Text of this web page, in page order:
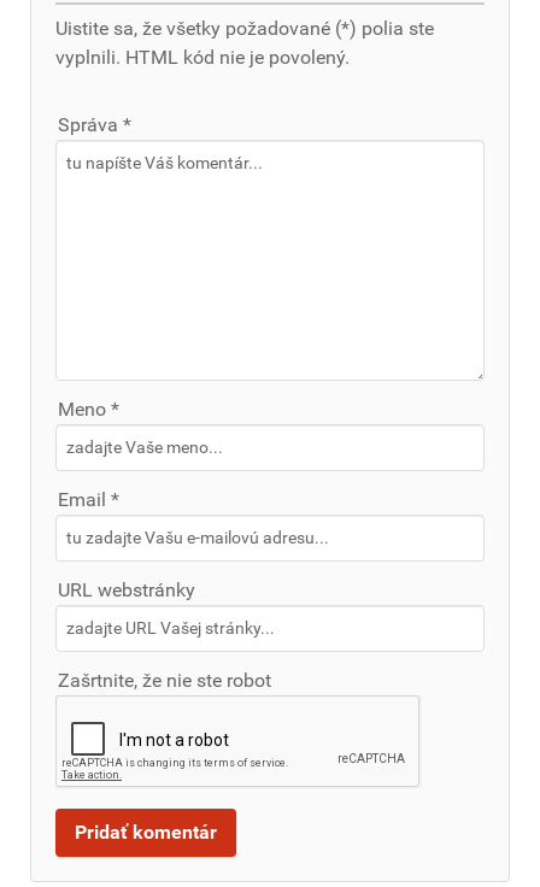
Uistite sa, že všetky požadované (*) polia ste
vyplnili. HTML kód nie je povolený.
Správa *
Meno *
Email *
URL webstránky
Zašrtnite, že nie ste robot